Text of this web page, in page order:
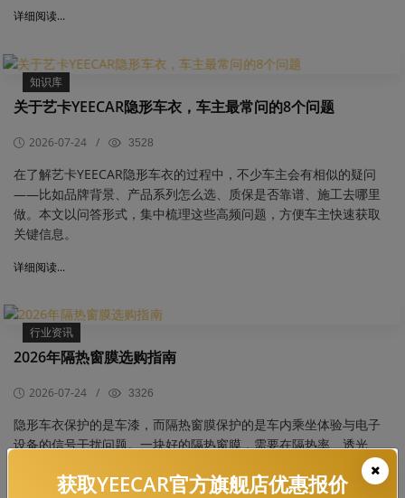
详细阅读...
知识库
关于艺卡YEECAR隐形车衣，车主最常问的8个问题
2026-07-24 / 3528
​在了解艺卡YEECAR隐形车衣的过程中，不少车主会有相似的疑问
——比如品牌背景、产品系列怎么选、质保是否靠谱、施工去哪里
做。本文以问答形式，集中梳理这些高频问题，方便车主快速获取
关键信息。
详细阅读...
行业资讯
2026年隔热窗膜选购指南
2026-07-24 / 3326
​隐形车衣保护的是车漆，而隔热窗膜保护的是车内乘坐体验与电子
设备的信号干扰问题。一块好的隔热窗膜，需要在隔热率、透光
率、紫外线阻隔率与信号兼容性之间找到平衡，尤其对新能源车主
而言，窗膜是否会干扰GPS/ETC信号更是核心考量。本文以艺卡
获取YEECAR官方旗舰店优惠报价